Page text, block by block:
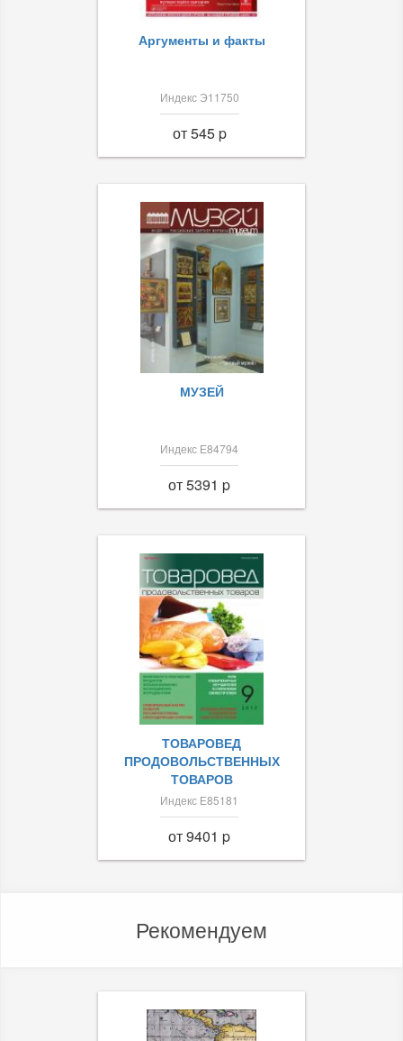
Аргументы и факты
Индекс Э11750
от 545 p
МУЗЕЙ
Индекс Е84794
от 5391 p
ТОВАРОВЕД
ПРОДОВОЛЬСТВЕННЫХ
ТОВАРОВ
Индекс Е85181
от 9401 p
Рекомендуем